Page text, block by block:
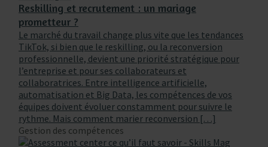
Reskilling et recrutement : un mariage
prometteur ?
Le marché du travail change plus vite que les tendances
TikTok, si bien que le reskilling, ou la reconversion
professionnelle, devient une priorité stratégique pour
l’entreprise et pour ses collaborateurs et
collaboratrices. Entre intelligence artificielle,
automatisation et Big Data, les compétences de vos
équipes doivent évoluer constamment pour suivre le
rythme. Mais comment marier reconversion […]
Gestion des compétences